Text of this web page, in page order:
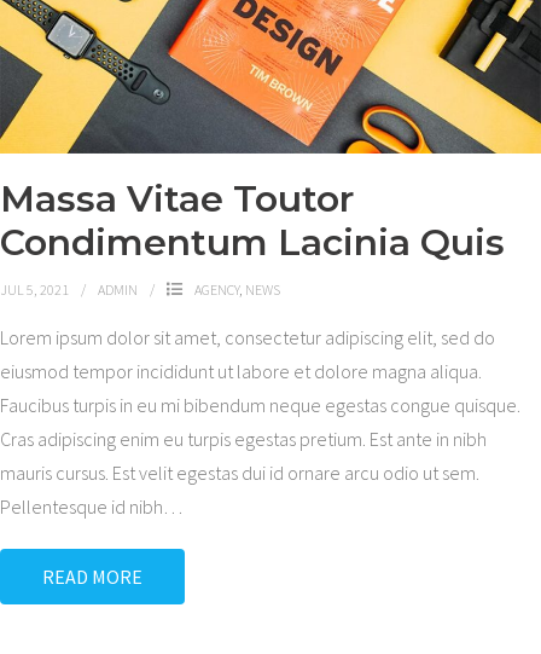
Massa Vitae Toutor
Condimentum Lacinia Quis
JUL 5, 2021 ADMIN AGENCY, NEWS
Lorem ipsum dolor sit amet, consectetur adipiscing elit, sed do
eiusmod tempor incididunt ut labore et dolore magna aliqua.
Faucibus turpis in eu mi bibendum neque egestas congue quisque.
Cras adipiscing enim eu turpis egestas pretium. Est ante in nibh
mauris cursus. Est velit egestas dui id ornare arcu odio ut sem.
Pellentesque id nibh
READ MORE